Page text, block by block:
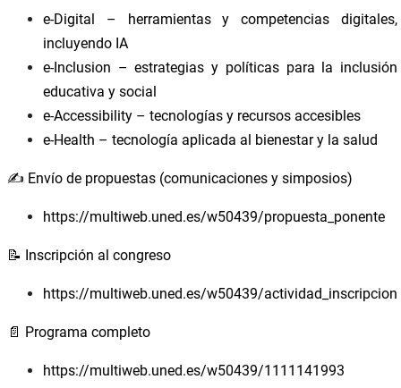
e-Digital – herramientas y competencias digitales,
incluyendo IA
e-Inclusion – estrategias y políticas para la inclusión
educativa y social
e-Accessibility – tecnologías y recursos accesibles
e-Health – tecnología aplicada al bienestar y la salud
✍️ Envío de propuestas (comunicaciones y simposios)
https://multiweb.uned.es/w50439/propuesta_ponente
📝 Inscripción al congreso
https://multiweb.uned.es/w50439/actividad_inscripcion
📄 Programa completo
https://multiweb.uned.es/w50439/1111141993